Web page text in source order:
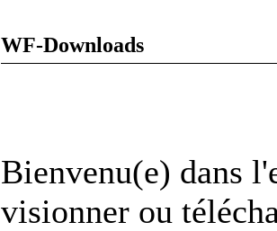
WF-Downloads
Bienvenu(e) dans
visionner ou